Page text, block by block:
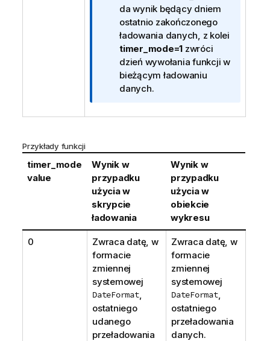
o
r
m
a
c
j
a
da wynik będący dniem
ostatnio zakończonego
ładowania danych, z kolei
timer_mode=1 zwróci
dzień wywołania funkcji w
bieżącym ładowaniu
danych.
Przykłady funkcji
timer_mode
value
Wynik w
przypadku
użycia w
skrypcie
ładowania
Wynik w
przypadku
użycia w
obiekcie
wykresu
0
Zwraca datę, w
formacie
zmiennej
systemowej
DateFormat,
ostatniego
udanego
przeładowania
Zwraca datę, w
formacie
zmiennej
systemowej
DateFormat,
ostatniego
przeładowania
danych.